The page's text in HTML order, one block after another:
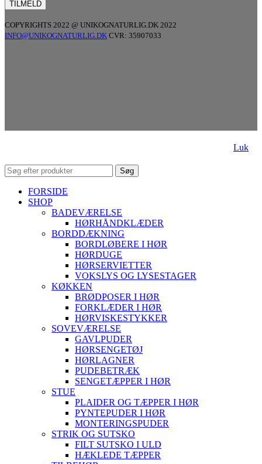
COPYRIGHTS 2022 @ UNIKOGNATURLIG.DK 2022
INFO@UNIKOGNATURLIG.DK CVR: 35907033
Luk
Søg
FORSIDE
SHOP
BADEVÆRELSE
HØRHÅNDKLÆDER
BORDDÆKNING
BORDLØBERE I HØR
HØRDUGE
HØRSERVIETTER
VOKSLYS OG LYSESTAGER
KØKKEN
BRØDPOSER I HØR
FORKLÆDER I HØR
HØRVISKESTYKKER
SOVEVÆRELSE
GAVLPUDER
HØRSENGETØJ
HØRLAGNER
PUDEBETRÆK
SENGETÆPPER I HØR
STUE
PLAIDER OG TÆPPER I HØR
PYNTEPUDER I HØR
MONTERINGSPUDER
STRIK OG SUTSKO
FILT SUTSKO I ULD
HÆKLEDE TÆPPER